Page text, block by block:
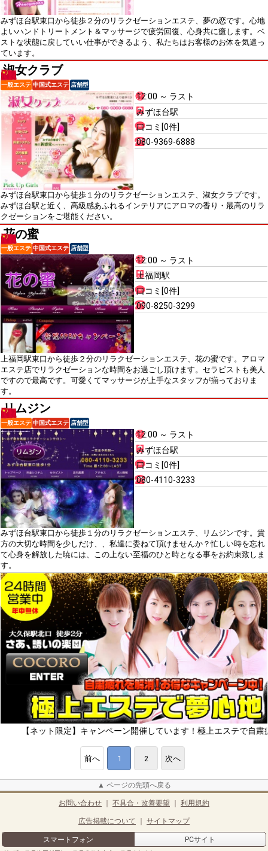
みずほ台駅東口から徒歩２分のリラクゼーションエステ、夢の恋です。心地
よいハンドトリートメント＆マッサージで疲労回復、心身共に癒します。ベ
ストな状態に戻していい仕事ができるよう、私たちはお客様のお体を気遣っ
ています。
淑女クラブ
一般エステ 中国式エステ 店舗型
12:00 ～ ラスト
みずほ台駅
口コミ[0件]
080-9369-6888
みずほ台駅東口から徒歩１分のリラクゼーションエステ、淑女クラブです。
みずほ台駅と近く、高級感あふれるインテリアにアロマの香り・最高のリラ
クゼーションをご堪能ください。
花の蜜
一般エステ 中国式エステ 店舗型
12:00 ～ ラスト
上福岡駅
口コミ[0件]
090-8250-3299
上福岡駅東口から徒歩２分のリラクゼーションエステ、花の蜜です。アロマ
エステ店でリラクゼーションな時間をお過ごし頂けます。セラピストも美人
ですので最高です。可愛くてマッサージが上手なスタッフが揃っておりま
す。
リムジン
一般エステ 中国式エステ 店舗型
12:00 ～ ラスト
みずほ台駅
口コミ[0件]
080-4110-3233
みずほ台駅東口から徒歩１分のリラクゼーションエステ、リムジンです。貴
方の大切な時間を少しだけ、、私達に委ねて頂けませんか？忙しい時を忘れ
て心身を解放した暁には、この上ない至福のひと時となる事をお約束致しま
す。
ト限定】キャンペーン開催しています！極上エステで自粛疲れをリ
前へ 1 2 次へ
▲ ページの先頭へ戻る
お問い合わせ ｜ 不具合・改善要望 ｜ 利用規約
広告掲載について ｜ サイトマップ
スマートフォン PCサイト